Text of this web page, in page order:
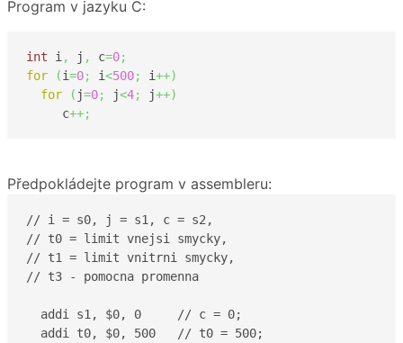
Program v jazyku C:
int i , j , c=0;
for
(i=0; i<500; i++)
for
( j=0; j<4; j++)
     c
++;
Předpokládejte program v assembleru:
// i = s0, j = s1, c = s2,
// t0 = limit vnejsi smycky,
// t1 = limit vnitrni smycky,
// t3 - pomocna promenna
  addi s1, $0, 0     // c = 0;
  addi t0, $0, 500   // t0 = 500;